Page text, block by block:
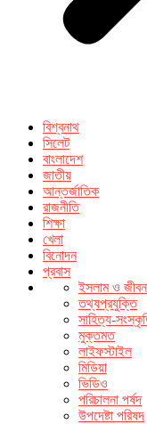
বিশ্বনাথ
সিলেট
বাংলাদেশ
জাতীয়
আন্তর্জাতিক
রাজনীতি
শিক্ষা
খেলা
বিনোদন
প্রবাস
ইসলাম ও জীবন
তথ্যপ্রযুক্তি
সাহিত্য-
মুক্তমত
লাইফস্টাইল
মিডিয়া
ভিডিও
পরিচালনা পর্ষদ
উপদেষ্টা পরিষদ